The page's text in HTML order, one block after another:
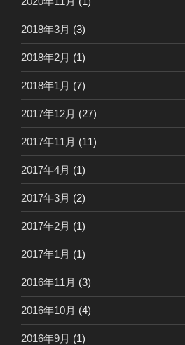
2018年3月 (3)
2018年2月 (1)
2018年1月 (7)
2017年12月 (27)
2017年11月 (11)
2017年4月 (1)
2017年3月 (2)
2017年2月 (1)
2017年1月 (1)
2016年11月 (3)
2016年10月 (4)
2016年9月 (1)